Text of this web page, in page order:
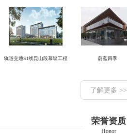
轨道交通S1线昆山段幕墙工程 蔚蓝四季
了解更多 >>
荣誉资质
Honor